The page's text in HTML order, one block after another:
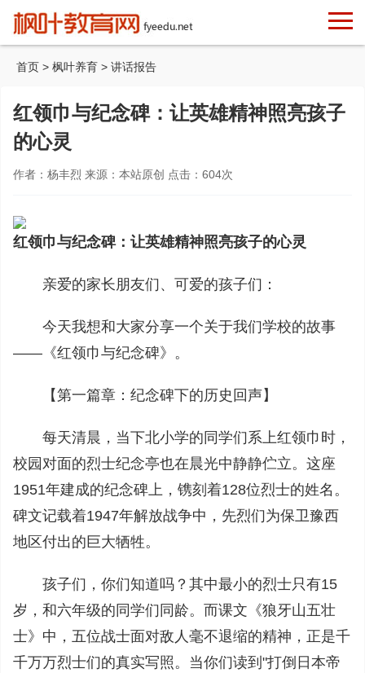
首页 > 枫叶养育 > 讲话报告
红领巾与纪念碑：让英雄精神照亮孩子
的心灵
作者：杨丰烈 来源：本站原创 点击： 604次
红领巾与纪念碑：让英雄精神照亮孩子的心灵
亲爱的家长朋友们、可爱的孩子们：
今天我想和大家分享一个关于我们学校的故事
——《红领巾与纪念碑》。
【第一篇章：纪念碑下的历史回声】
每天清晨，当下北小学的同学们系上红领巾时，
校园对面的烈士纪念亭也在晨光中静静伫立。这座
1951年建成的纪念碑上，镌刻着128位烈士的姓名。
碑文记载着1947年解放战争中，先烈们为保卫豫西
地区付出的巨大牺牲。
孩子们，你们知道吗？其中最小的烈士只有15
岁，和六年级的同学们同龄。而课文《狼牙山五壮
士》中，五位战士面对敌人毫不退缩的精神，正是千
千万万烈士们的真实写照。当你们读到"打倒日本帝